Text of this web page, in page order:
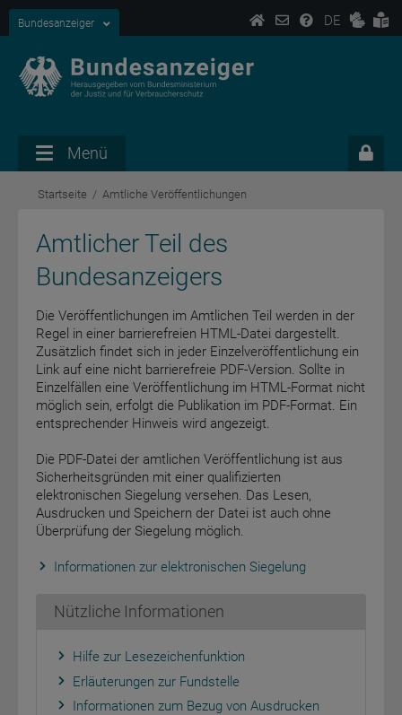
Bundesanzeiger DE
Menü
Startseite Amtliche Veröffentlichungen
Amtlicher Teil des
Bundesanzeigers
Die Veröffentlichungen im Amtlichen Teil werden in der
Regel in einer barrierefreien HTML-Datei dargestellt.
Zusätzlich findet sich in jeder Einzelveröffentlichung ein
Link auf eine nicht barrierefreie PDF-Version. Sollte in
Einzelfällen eine Veröffentlichung im HTML-Format nicht
möglich sein, erfolgt die Publikation im PDF-Format. Ein
entsprechender Hinweis wird angezeigt.
Die PDF-Datei der amtlichen Veröffentlichung ist aus
Sicherheitsgründen mit einer qualifizierten
elektronischen Siegelung versehen. Das Lesen,
Ausdrucken und Speichern der Datei ist auch ohne
Überprüfung der Siegelung möglich.
Informationen zur elektronischen Siegelung
Nützliche Informationen
Hilfe zur Lesezeichenfunktion
Erläuterungen zur Fundstelle
Informationen zum Bezug von Ausdrucken